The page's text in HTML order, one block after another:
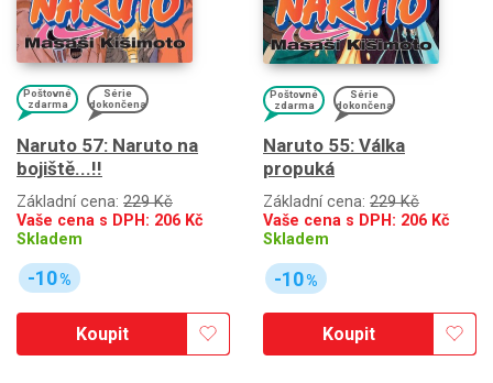
Poštovné
zdarma
Série
dokončena
Naruto 57: Naruto na
bojiště...!!
Základní cena: 229 Kč
Vaše cena s DPH: 206 Kč
Skladem
-10%
Koupit
Poštovné
zdarma
Série
dokončena
Naruto 55: Válka
propuká
Základní cena: 229 Kč
Vaše cena s DPH: 206 Kč
Skladem
-10%
Koupit